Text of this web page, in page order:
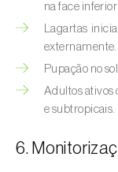
Bichado-da-
Borboleta-
brassicae)
Borboleta-
na face
Lagartas
externamente.
Pupação no
Adultos ativos
e subtropicais.
6.